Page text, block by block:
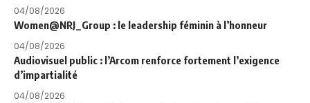
04/08/2026
Women@NRJ_Group : le leadership féminin à l’honneur
04/08/2026
Audiovisuel public : l’Arcom renforce fortement l’exigence
d’impartialité
04/08/2026